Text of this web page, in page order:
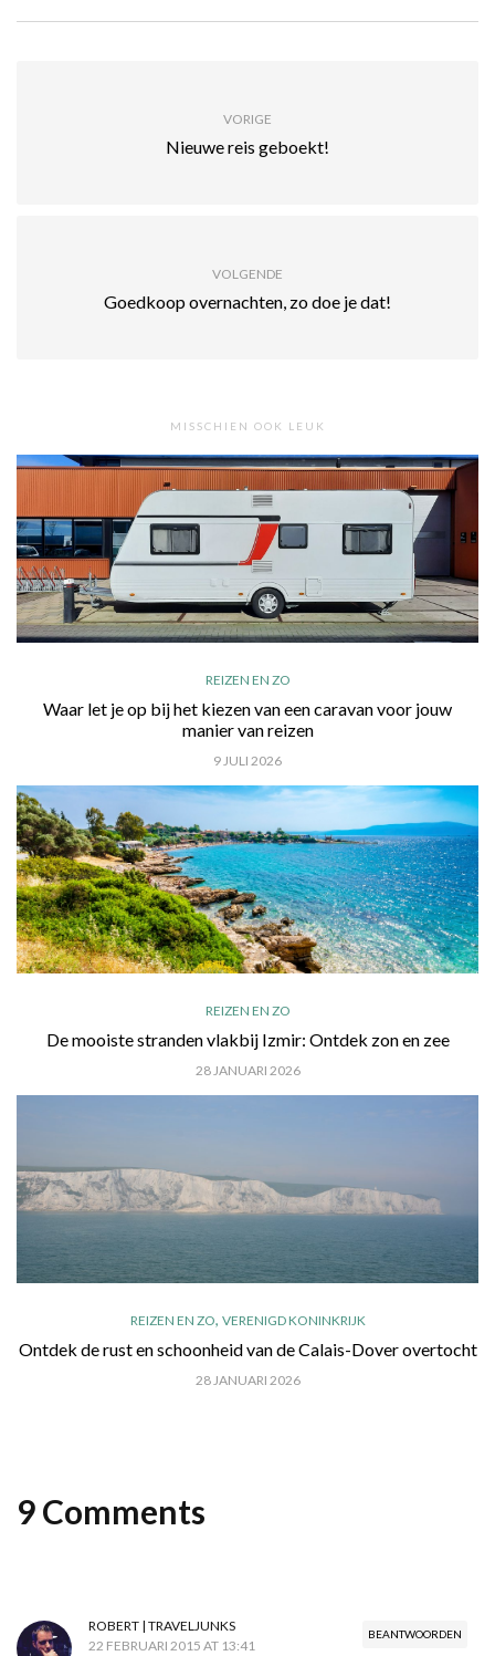
VORIGE
Nieuwe reis geboekt!
VOLGENDE
Goedkoop overnachten, zo doe je dat!
MISSCHIEN OOK LEUK
REIZEN EN ZO
Waar let je op bij het kiezen van een caravan voor jouw
manier van reizen
9 JULI 2026
REIZEN EN ZO
De mooiste stranden vlakbij Izmir: Ontdek zon en zee
28 JANUARI 2026
REIZEN EN ZO, VERENIGD KONINKRIJK
Ontdek de rust en schoonheid van de Calais-Dover overtocht
28 JANUARI 2026
9 Comments
BEANTWOORDEN
ROBERT | TRAVELJUNKS
22 FEBRUARI 2015 AT 13:41